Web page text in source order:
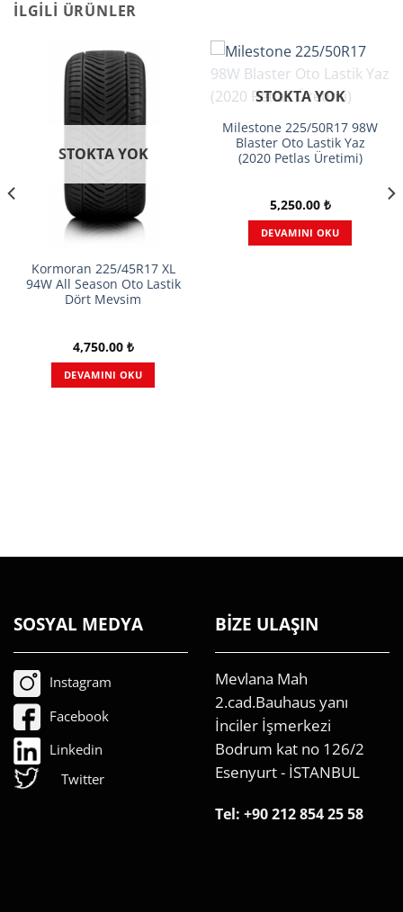
İLGILI ÜRÜNLER
STOKTA YOK
Kormoran 225/45R17 XL
94W All Season Oto Lastik
Dört Mevsim
4,750.00 ₺
DEVAMINI OKU
STOKTA YOK
Milestone 225/50R17 98W
Blaster Oto Lastik Yaz
(2020 Petlas Üretimi)
5,250.00 ₺
DEVAMINI OKU
SOSYAL MEDYA
Instagram
Facebook
Linkedin
Twitter
BİZE ULAŞIN
Mevlana Mah
2.cad.Bauhaus yanı
İnciler İşmerkezi
Bodrum kat no 126/2
Esenyurt - İSTANBUL
Tel: +90 212 854 25 58